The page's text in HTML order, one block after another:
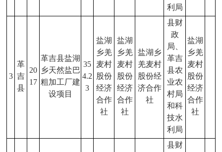
利局
3
革
吉
县
20
17
革吉县盐湖
乡天然盐巴
粗加工厂建
设项目
35
4.2
3
盐湖
乡羌
麦村
股份
经济
合作
社
盐湖
乡羌
麦村
股份
经济
合作
社
盐湖乡
羌麦村
股份经
济合作
社
县财
政
局、
革吉
县农
业农
村局
和科
技水
利局
盐湖
乡羌
麦村
股份
经济
合作
社
县财